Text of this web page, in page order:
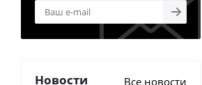
Новости Все новости